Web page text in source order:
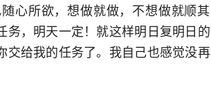
心所欲，想做就做，不想做就顺
，明天一定！就这样明日复明日
给我的任务了。我自己也感觉没